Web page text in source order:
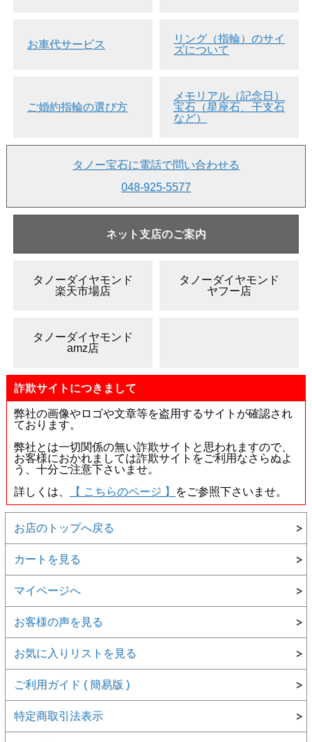
お車代サービス
リング（指輪）のサイ
ズについて
ご婚約指輪の選び方
メモリアル（記念日）
宝石（星座石、干支石
など）
タノー宝石に電話で問い合わせる
048-925-5577
ネット支店のご案内
タノーダイヤモンド
楽天市場店
タノーダイヤモンド
ヤフー店
タノーダイヤモンド
amz店
詐欺サイトにつきまして
弊社の画像やロゴや文章等を盗用するサイトが確認され
ております。
弊社とは一切関係の無い詐欺サイトと思われますので、
お客様におかれましては詐欺サイトをご利用なさらぬよ
う、十分ご注意下さいませ。
詳しくは、
【 こちらのページ 】 をご参照下さいませ。
お店のトップへ戻る
カートを見る
マイページへ
お客様の声を見る
お気に入りリストを見る
ご利用ガイド ( 簡易版 )
特定商取引法表示